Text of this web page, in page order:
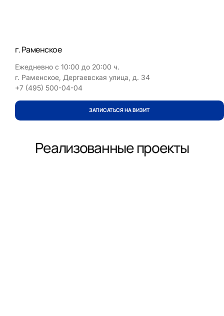
г. Раменское
Ежедневно с 10:00 до 20:00 ч.
г. Раменское, Дергаевская улица, д. 34
+7 (495) 500-04-04
ЗАПИСАТЬСЯ НА ВИЗИТ
Реализованные проекты